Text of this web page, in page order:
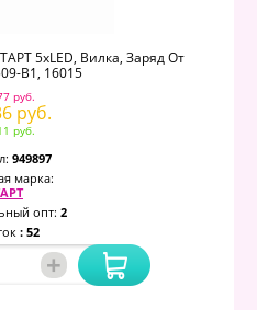
5хLED, Вилка, Заряд От
B1, 16015
руб.
руб.
руб.
949897
марка:
опт: 2
: 52
+